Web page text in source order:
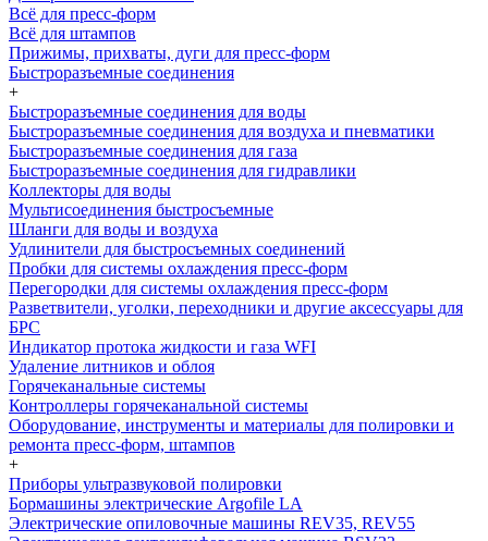
Всё для пресс-форм
Всё для штампов
Прижимы, прихваты, дуги для пресс-форм
Быстроразъемные соединения
+
Быстроразъемные соединения для воды
Быстроразъемные соединения для воздуха и пневматики
Быстроразъемные соединения для газа
Быстроразъемные соединения для гидравлики
Коллекторы для воды
Мультисоединения быстросъемные
Шланги для воды и воздуха
Удлинители для быстросъемных соединений
Пробки для системы охлаждения пресс-форм
Перегородки для системы охлаждения пресс-форм
Разветвители, уголки, переходники и другие аксессуары для
БРС
Индикатор протока жидкости и газа WFI
Удаление литников и облоя
Горячеканальные системы
Контроллеры горячеканальной системы
Оборудование, инструменты и материалы для полировки и
ремонта пресс-форм, штампов
+
Приборы ультразвуковой полировки
Бормашины электрические Argofile LA
Электрические опиловочные машины REV35, REV55